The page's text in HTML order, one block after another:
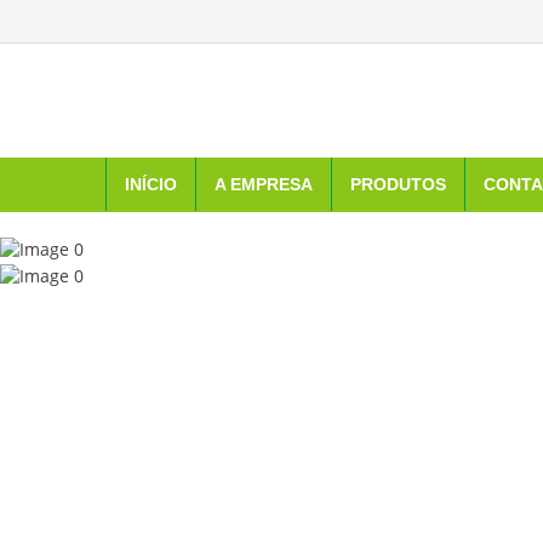
INÍCIO A EMPRESA PRODUTOS